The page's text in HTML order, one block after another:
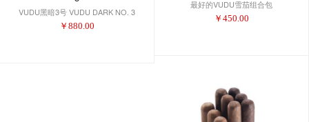
VUDU黑暗3号 VUDU DARK NO. 3
￥ 880.00
最好的VUDU雪茄组合包
￥ 450.00